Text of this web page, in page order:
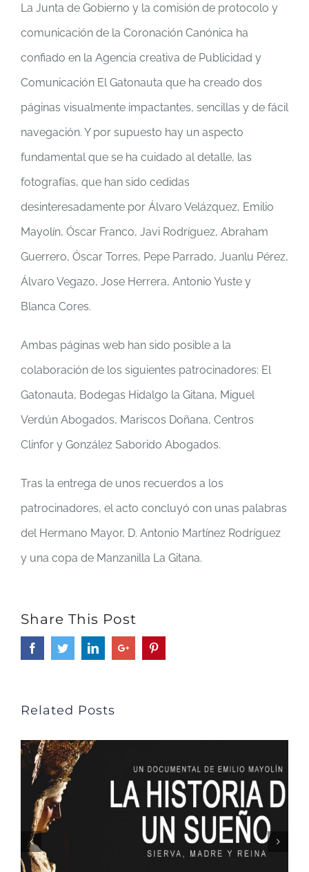
La Junta de Gobierno y la comisión de protocolo y
comunicación de la Coronación Canónica ha
confiado en la Agencia creativa de Publicidad y
Comunicación El Gatonauta que ha creado dos
páginas visualmente impactantes, sencillas y de fácil
navegación. Y por supuesto hay un aspecto
fundamental que se ha cuidado al detalle, las
fotografías, que han sido cedidas
desinteresadamente por Álvaro Velázquez, Emilio
Mayolín, Óscar Franco, Javi Rodríguez, Abraham
Guerrero, Óscar Torres, Pepe Parrado, Juanlu Pérez,
Álvaro Vegazo, Jose Herrera, Antonio Yuste y
Blanca Cores.
Ambas páginas web han sido posible a la
colaboración de los siguientes patrocinadores: El
Gatonauta, Bodegas Hidalgo la Gitana, Miguel
Verdún Abogados, Mariscos Doñana, Centros
Clinfor y González Saborido Abogados.
Tras la entrega de unos recuerdos a los
patrocinadores, el acto concluyó con unas palabras
del Hermano Mayor, D. Antonio Martínez Rodríguez
y una copa de Manzanilla La Gitana.
Share This Post
FacebookTwitterLinkedInGoogle+
Related Posts
realizado con motivo de la